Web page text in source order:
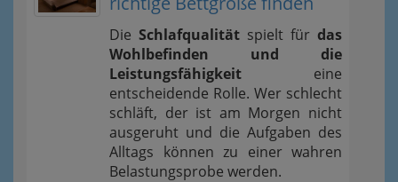
Die Schlafqualität spielt für das
Wohlbefinden und die
Leistungsfähigkeit eine
entscheidende Rolle. Wer schlecht
schläft, der ist am Morgen nicht
ausgeruht und die Aufgaben des
Alltags können zu einer wahren
Belastungsprobe werden.